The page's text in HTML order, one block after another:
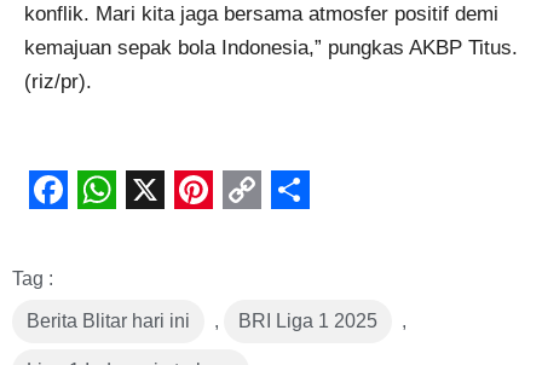
konflik. Mari kita jaga bersama atmosfer positif demi
kemajuan sepak bola Indonesia,” pungkas AKBP Titus.
(riz/pr).
Tag :
Berita Blitar hari ini , BRI Liga 1 2025 ,